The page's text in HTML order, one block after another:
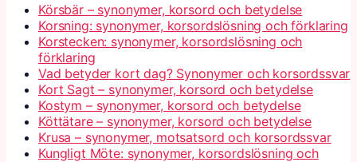
Körsbär – synonymer, korsord och betydelse
Korsning: synonymer, korsordslösning och förklaring
Korstecken: synonymer, korsordslösning och
förklaring
Vad betyder kort dag? Synonymer och korsordssvar
Kort Sagt – synonymer, korsord och betydelse
Kostym – synonymer, korsord och betydelse
Köttätare – synonymer, korsord och betydelse
Krusa – synonymer, motsatsord och korsordssvar
Kungligt Möte: synonymer, korsordslösning och